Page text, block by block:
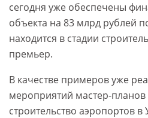
сегодня уже обеспечены
объекта на 83 млрд рублей
находится в стадии
премьер.
В качестве примеров уже
мероприятий мастер-планов
строительство аэропортов